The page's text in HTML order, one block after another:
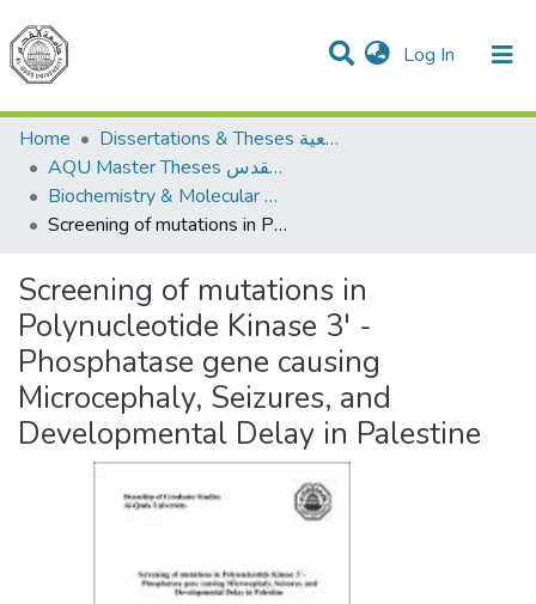
Log In (current)
Communities & Collections
All of DSpace
Home
Dissertations & Theses الرسائل الجامعية
AQU Master Theses الرسائل الجامعية الخاصة بجامعة القدس
Biochemistry & Molecular Biology الكيمياء الحيوية والأحياء الجزيئية
Screening of mutations in Polynucleotide Kinase 3' - Phosphatase gene causing Microcephaly, Seizures, and Developmental Delay in Palestine
Screening of mutations in
Polynucleotide Kinase 3' -
Phosphatase gene causing
Microcephaly, Seizures, and
Developmental Delay in Palestine